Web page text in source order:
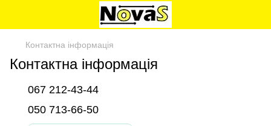
Контактна інформація
Контактна інформація
067 212-43-44
050 713-66-50